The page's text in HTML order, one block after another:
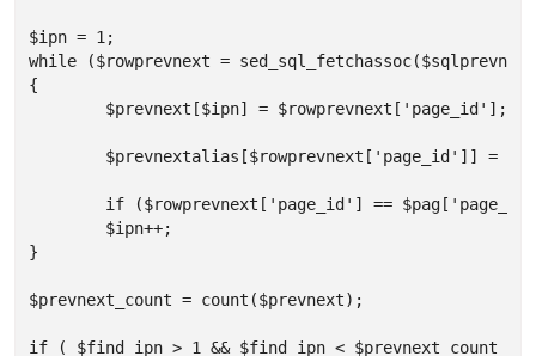
$ipn = 1;
while ($rowprevnext =
{
}
$prevnext_count = count($prevnext);
if ( $find_ipn > 1 && $find_ipn < $prevnext_count )